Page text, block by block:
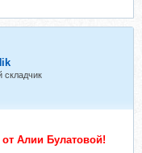
складчик
Алии Булатовой!